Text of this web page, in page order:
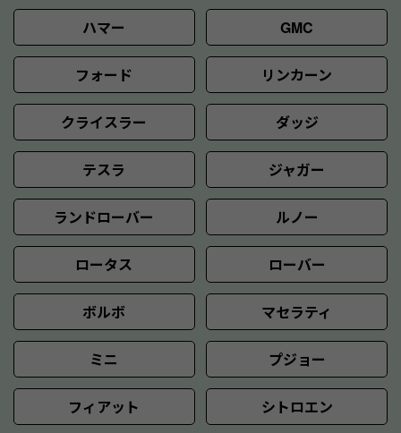
ハマー GMC
フォード リンカーン
クライスラー ダッジ
テスラ ジャガー
ランドローバー ルノー
ロータス ローバー
ボルボ マセラティ
ミニ プジョー
フィアット シトロエン